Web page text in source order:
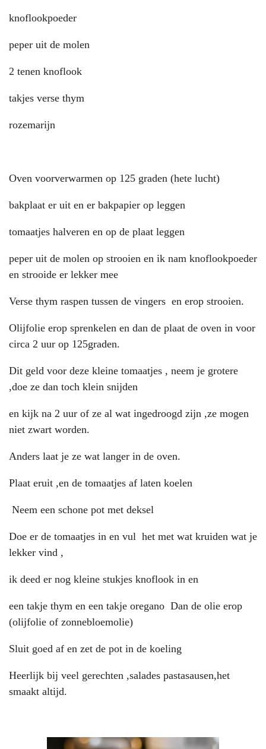
knoflookpoeder
peper uit de molen
2 tenen knoflook
takjes verse thym
rozemarijn
Oven voorverwarmen op 125 graden (hete lucht)
bakplaat er uit en er bakpapier op leggen
tomaatjes halveren en op de plaat leggen
peper uit de molen op strooien en ik nam knoflookpoeder
en strooide er lekker mee
Verse thym raspen tussen de vingers en erop strooien.
Olijfolie erop sprenkelen en dan de plaat de oven in voor
circa 2 uur op 125graden.
Dit geld voor deze kleine tomaatjes , neem je grotere
,doe ze dan toch klein snijden
en kijk na 2 uur of ze al wat ingedroogd zijn ,ze mogen
niet zwart worden.
Anders laat je ze wat langer in de oven.
Plaat eruit ,en de tomaatjes af laten koelen
Neem een schone pot met deksel
Doe er de tomaatjes in en vul het met wat kruiden wat je
lekker vind ,
ik deed er nog kleine stukjes knoflook in en
een takje thym en een takje oregano Dan de olie erop
(olijfolie of zonnebloemolie)
Sluit goed af en zet de pot in de koeling
Heerlijk bij veel gerechten ,salades pastasausen,het
smaakt altijd.